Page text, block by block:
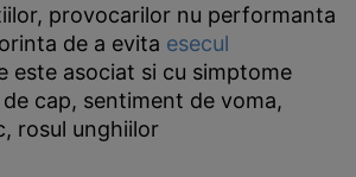
provocarilor nu performanta
de a evita esecul
este asociat si cu simptome
cap, sentiment de voma,
rosul unghiilor